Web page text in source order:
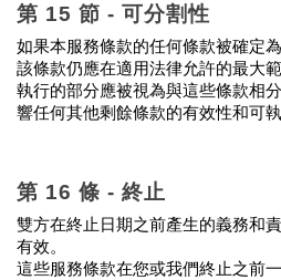
第 15 節 - 可分割性
如果本服務條款的任何條款被確定
該條款仍應在適用法律允許的最大
執行的部分應被視為與這些條款相
響任何其他剩餘條款的有效性和可執
第 16 條 - 終止
雙方在終止日期之前產生的義務和
有效。
這些服務條款在您或我們終止之前